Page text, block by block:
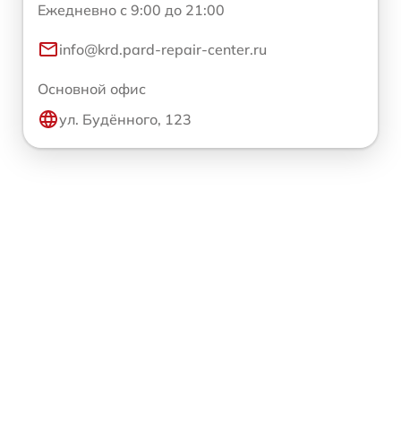
Ежедневно с 9:00 до 21:00
info@krd.pard-repair-center.ru
Основной офис
ул. Будённого, 123